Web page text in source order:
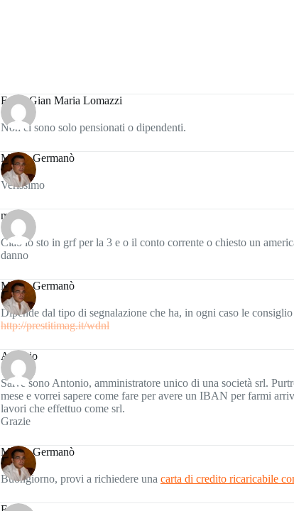
Fabio Gian Maria Lomazzi
Non ci sono solo pensionati o dipendenti.
Marco Germanò
Verissimo
mario
Ciao io sto in grf per la 3 e o il conto corrente o chiesto un
danno
Marco Germanò
Dipende dal tipo di segnalazione che ha, in ogni caso le
http://prestitimag.it/wdnl
Antonio
Salve sono Antonio, amministratore unico di una società srl.
mese e vorrei sapere come fare per avere un IBAN per farmi
lavori che effettuo come srl.
Grazie
Marco Germanò
Buongiorno, provi a richiedere una carta di credito ricaricabile